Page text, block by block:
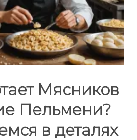
Мясников
Пельмени?
в деталях